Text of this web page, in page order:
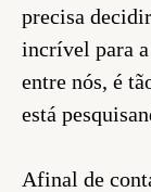
precisa
incrível para
entre nós, é
está
Afinal de